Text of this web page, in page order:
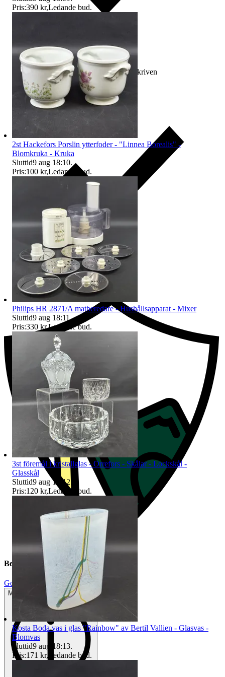
Ersättning om varan inte är som beskriven
Ersättning om du inte får din vara
Beskrivning
Gott använt skick
Mindre tecken på användning
Pris:390 kr,Ledande bud.
2st Hackefors Porslin ytterfoder - "Linnea Borealis" -
Blomkruka - Kruka
Sluttid9 aug 18:10.
Pris:100 kr,Ledande bud.
Philips HR 2871/A matberedare - Hushållsapparat - Mixer
Sluttid9 aug 18:11.
Pris:330 kr,Ledande bud.
3st föremål i kristallglas - Orrefors - Skålar - Lockskål -
Glasskål
Sluttid9 aug 18:12.
Pris:120 kr,Ledande bud.
Kosta Boda vas i glas "Rainbow" av Bertil Vallien - Glasvas -
Blomvas
Sluttid9 aug 18:13.
Pris:171 kr, Ledande bud.